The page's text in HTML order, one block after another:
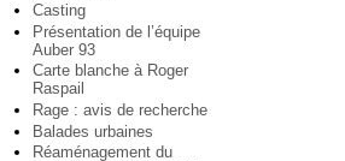
Casting
Présentation de l’équipe
Auber 93
Carte blanche à Roger
Raspail
Rage : avis de recherche
Balades urbaines
Réaménagement du